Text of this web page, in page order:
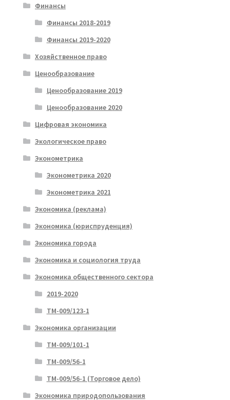
Финансы
Финансы 2018-2019
Финансы 2019-2020
Хозяйственное право
Ценообразование
Ценообразование 2019
Ценообразование 2020
Цифровая экономика
Экологическое право
Эконометрика
Эконометрика 2020
Эконометрика 2021
Экономика (реклама)
Экономика (юриспруденция)
Экономика города
Экономика и социология труда
Экономика общественного сектора
2019-2020
ТМ-009/123-1
Экономика организации
ТМ-009/101-1
ТМ-009/56-1
ТМ-009/56-1 (Торговое дело)
Экономика природопользования